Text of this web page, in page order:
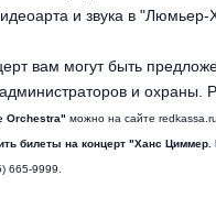
и звука в "Люмьер-
вам могут быть
и охраны.
Orchestra" можно на сайте
билеты на концерт "Ханс Циммер.
665-9999.